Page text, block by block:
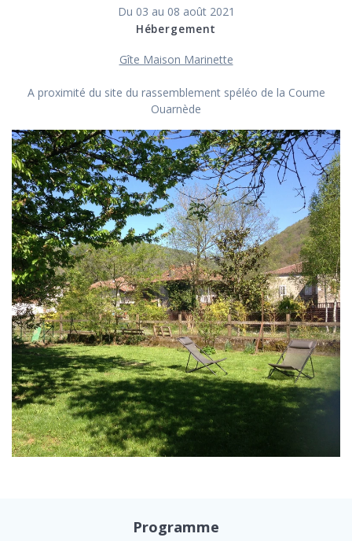
Du 03 au 08 août 2021
Hébergement
Gîte Maison Marinette
A proximité du site du rassemblement spéléo de la Coume
Ouarnède
Programme